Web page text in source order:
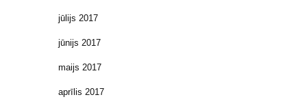
jūlijs 2017
jūnijs 2017
maijs 2017
aprīlis 2017